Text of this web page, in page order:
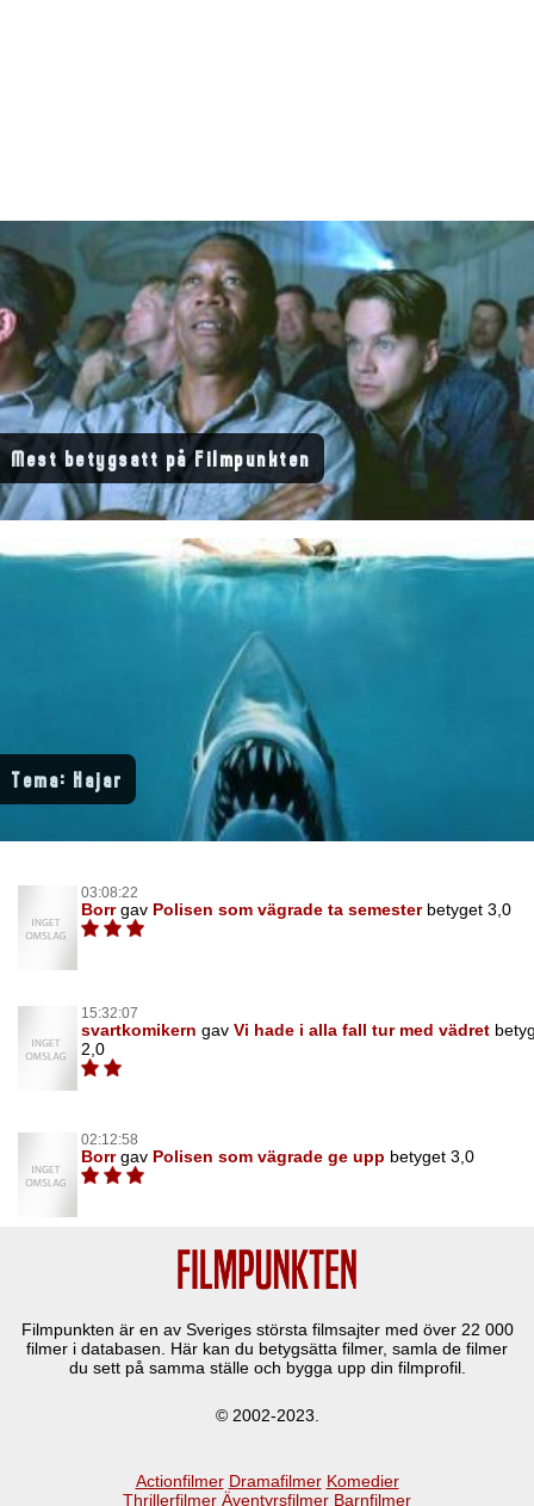
Mest betygsatt på Filmpunkten
Tema: Hajar
03:08:22
Borrgav Polisen som vägrade ta semester betyget 3,0
15:32:07
svartkomikern gav Vi hade i alla fall tur med vädret
2,0
02:12:58
Borrgav Polisen som vägrade ge upp betyget 3,0
Filmpunkten är en av Sveriges största filmsajter med över 22 000
filmer i databasen. Här kan du betygsätta filmer, samla de filmer
du sett på samma ställe och bygga upp din filmprofil.
© 2002-2023.
Actionfilmer Dramafilmer Komedier
Thrillerfilmer Äventyrsfilmer Barnfilmer